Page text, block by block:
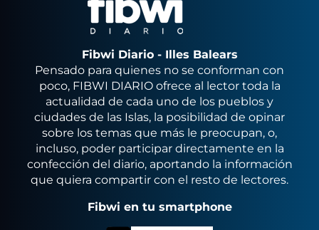
Fibwi Diario - Illes Balears
Pensado para quienes no se conforman con
poco, FIBWI DIARIO ofrece al lector toda la
actualidad de cada uno de los pueblos y
ciudades de las Islas, la posibilidad de opinar
sobre los temas que más le preocupan, o,
incluso, poder participar directamente en la
confección del diario, aportando la información
que quiera compartir con el resto de lectores.
Fibwi en tu smartphone